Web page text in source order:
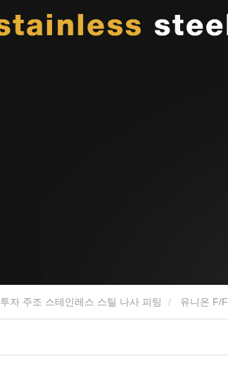
투자 주조 스테인레스 스틸 나사 피팅 유니온 F/F